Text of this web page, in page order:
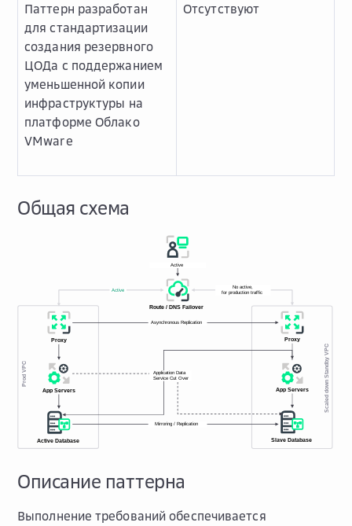
Паттерн разработан
для стандартизации
создания резервного
ЦОДа с поддержанием
уменьшенной копии
инфраструктуры на
платформе Облако
VMware
Отсутствуют
Общая схема
Описание паттерна
Выполнение требований обеспечивается